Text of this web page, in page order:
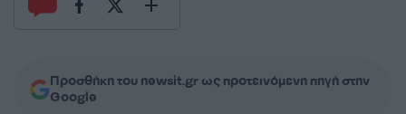
Προσθήκη του newsit.gr ως προτεινόμενη πηγή στην
Google